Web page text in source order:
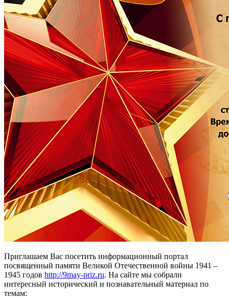
Приглашаем Вас посетить информационный портал
посвященный памяти Великой Отечественной войны 1941 –
1945 годов http://9may-priz.ru. На сайте мы собрали
интересный исторический и познавательный материал по
темам: